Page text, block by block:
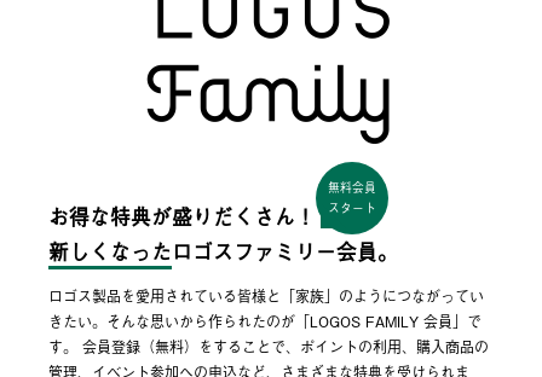
お得な特典が盛りだくさん！
無料会員
スタート
新しくなった ロゴスファミリー会員。
ロゴス製品を愛用されている皆様と「家族」のようにつながってい
きたい。そんな思いから作られたのが「LOGOS FAMILY 会員」で
す。 会員登録（無料）をすることで、ポイントの利用、購入商品の
管理、イベント参加への申込など、さまざまな特典を受けられま